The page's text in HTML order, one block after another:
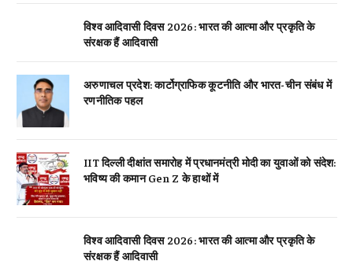
विश्व आदिवासी दिवस 2026: भारत की आत्मा और प्रकृति के
संरक्षक हैं आदिवासी
अरुणाचल प्रदेश: कार्टोग्राफिक कूटनीति और भारत-चीन संबंध में
रणनीतिक पहल
IIT दिल्ली दीक्षांत समारोह में प्रधानमंत्री मोदी का युवाओं को संदेश:
भविष्य की कमान Gen Z के हाथों में
विश्व आदिवासी दिवस 2026: भारत की आत्मा और प्रकृति के
संरक्षक हैं आदिवासी